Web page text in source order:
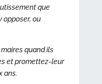
que
opposer, ou
quand ils
et promettez-leur
ans.